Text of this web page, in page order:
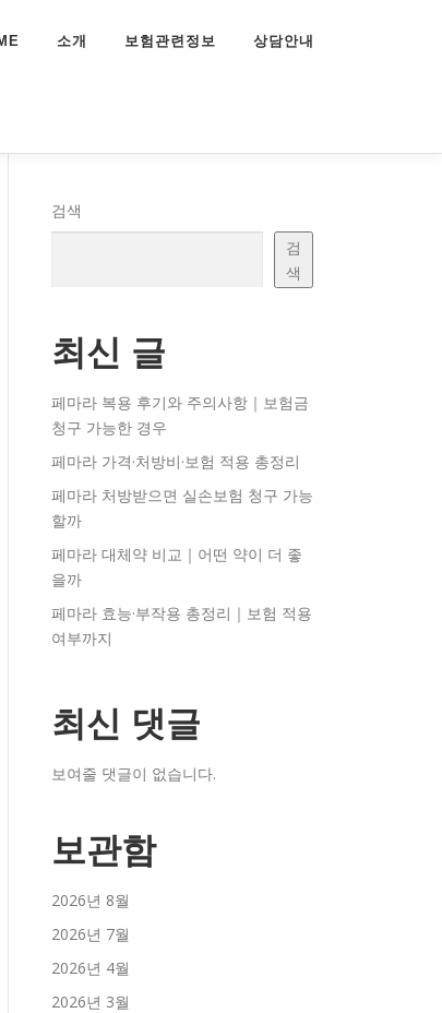
소개 보험관련정보 상담안내
검색
검
색
최신 글
페마라 복용 후기와 주의사항｜보험금
청구 가능한 경우
페마라 가격·처방비·보험 적용 총정리
페마라 처방받으면 실손보험 청구 가능
할까
페마라 대체약 비교｜어떤 약이 더 좋
을까
페마라 효능·부작용 총정리｜보험 적용
여부까지
최신 댓글
보여줄 댓글이 없습니다.
보관함
2026년 8월
2026년 7월
2026년 4월
2026년 3월